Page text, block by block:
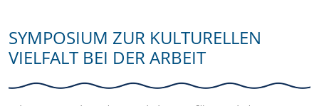
SYMPOSIUM ZUR KULTURELLEN
VIELFALT BEI DER ARBEIT